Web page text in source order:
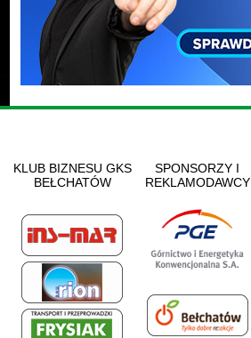
KLUB BIZNESU GKS
BEŁCHATÓW
SPONSORZY I
REKLAMODAWCY